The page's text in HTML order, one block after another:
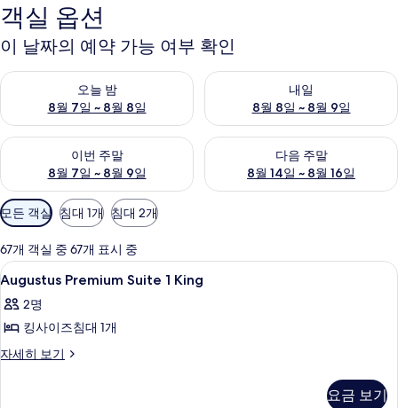
객실 옵션
이 날짜의 예약 가능 여부 확인
오늘 밤
8월 7일 ~ 8월 8일
오늘 밤 예약 가능 여부 확인, 8월 7일 ~ 8월 8일
내일
8월 8일 ~ 8월 9일
내일 예약 가능 여부 확인, 8월
이번 주말
8월 7일 ~ 8월 9일
이번 주말 예약 가능 여부 확인, 8월 7일 ~ 8월 9일
다음 주말
8월 14일 ~ 8월 16일
다음 주말 예약 가능 여부 확인,
객
실
에
사
용
가
능
필
모든 객실 침대 1개 침대 2개
67개 객실 중 67개 표시 중
Augustus
Premium
Suite
1
King
필로우탑 침대, 객실 내 금고, 책상, 암
3
Augustus Premium Suite 1 King
2명
킹사이즈침대 1개
자세히 보기
Augustus
요금 보기